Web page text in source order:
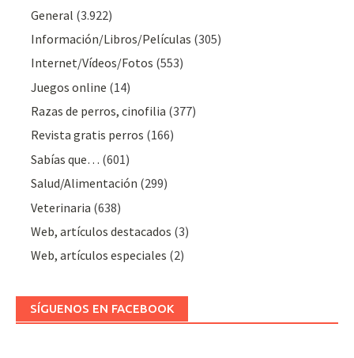
General (3.922)
Información/Libros/Películas (305)
Internet/Vídeos/Fotos (553)
Juegos online (14)
Razas de perros, cinofilia (377)
Revista gratis perros (166)
Sabías que… (601)
Salud/Alimentación (299)
Veterinaria (638)
Web, artículos destacados (3)
Web, artículos especiales (2)
SÍGUENOS EN FACEBOOK